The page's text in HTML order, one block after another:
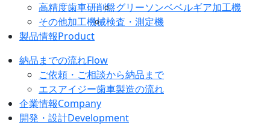
高精度歯車研削盤グリーソンベベルギア加工機
その他加工機械検査・測定機
製品情報Product
納品までの流れFlow
ご依頼・ご相談から納品まで
エスアイジー歯車製造の流れ
企業情報Company
開発・設計Development